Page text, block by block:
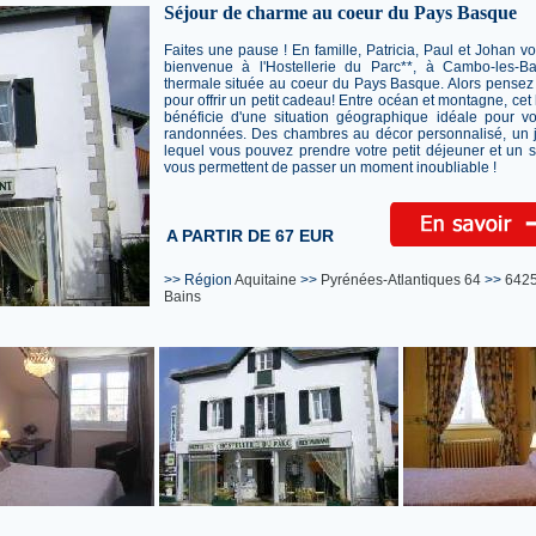
Séjour de charme au coeur du Pays Basque
Faites une pause ! En famille, Patricia, Paul et Johan
bienvenue à l'Hostellerie du Parc**, à Cambo-les-
thermale située au coeur du Pays Basque. Alors
pour offrir un petit cadeau! Entre océan et montagne,
bénéficie d'une situation géographique idéale pour
randonnées. Des chambres au décor personnalisé, un
lequel vous pouvez prendre votre petit déjeuner et un
vous permettent de passer un moment inoubliable !
A PARTIR DE 67 EUR
>> Région Aquitaine >> Pyrénées-Atlantiques 64 >>
Bains